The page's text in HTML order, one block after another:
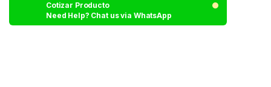
Cotizar Producto
Need Help? Chat us via WhatsApp